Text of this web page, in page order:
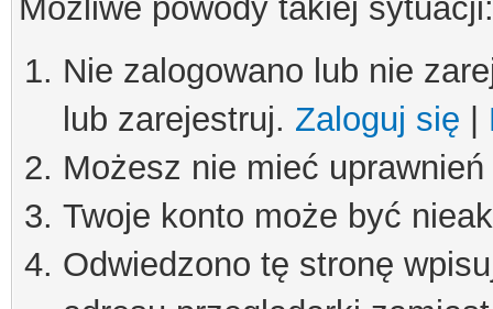
Możliwe powody takiej sytuacji:
Nie zalogowano lub nie
lub zarejestruj. Zaloguj się
Możesz nie mieć
Twoje konto może być
Odwiedzono tę stronę